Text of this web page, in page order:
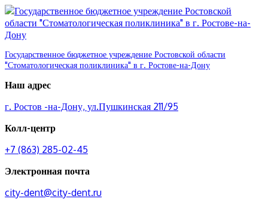
Перейти
к
содержимому
Государственное бюджетное учреждение Ростовской области
"Стоматологическая поликлиника" в г. Ростове-на-Дону
Наш адрес
г. Ростов -на-Дону, ул.Пушкинская 211/95
Колл-центр
+7 (863) 285-02-45
Электронная почта
city-dent@city-dent.ru